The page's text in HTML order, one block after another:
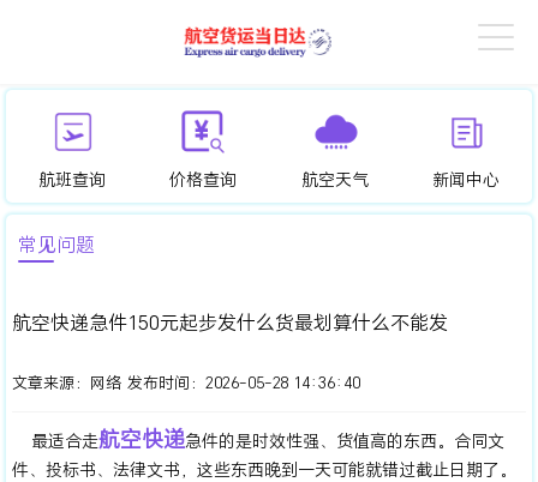
航班查询 价格查询 航空天气 新闻中心
常见问题
航空快递急件150元起步发什么货最划算什么不能发
文章来源： 网络 发布时间： 2026-05-28 14:36:40
最适合走航空快递急件的是时效性强、货值高的东西。合同文
件、投标书、法律文书，这些东西晚到一天可能就错过截止日期了。